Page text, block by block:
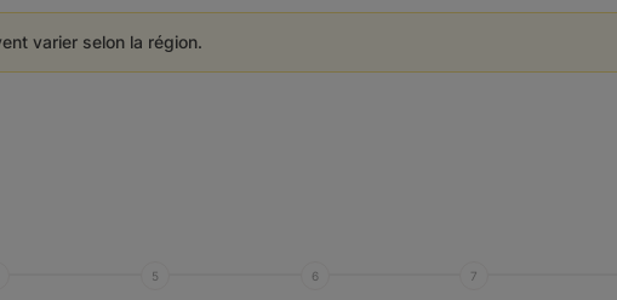
varier selon la région.
5 6 7